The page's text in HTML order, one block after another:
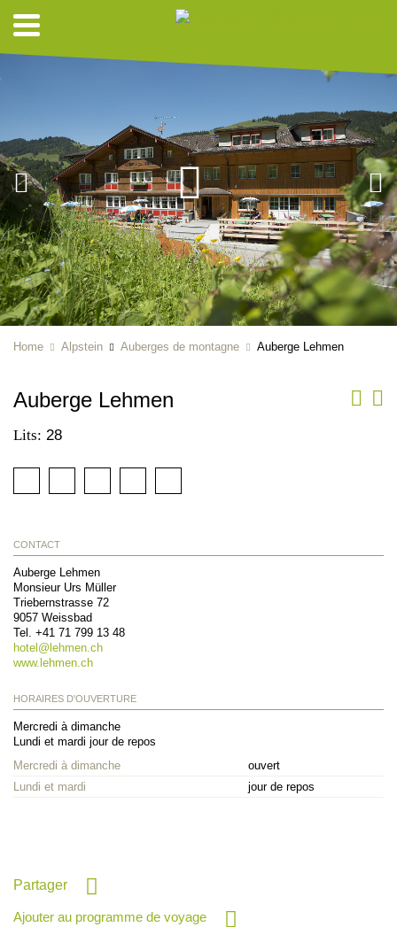
Home Alpstein Auberges de montagne Auberge Lehmen
Auberge Lehmen
Lits: 28
CONTACT
Auberge Lehmen
Monsieur Urs Müller
Triebernstrasse 72
9057 Weissbad
Tel. +41 71 799 13 48
hotel@lehmen.ch
www.lehmen.ch
HORAIRES D'OUVERTURE
Mercredi à dimanche
Lundi et mardi jour de repos
Mercredi à dimanche
ouvert
Lundi et mardi
jour de repos
Partager
Ajouter au programme de voyage